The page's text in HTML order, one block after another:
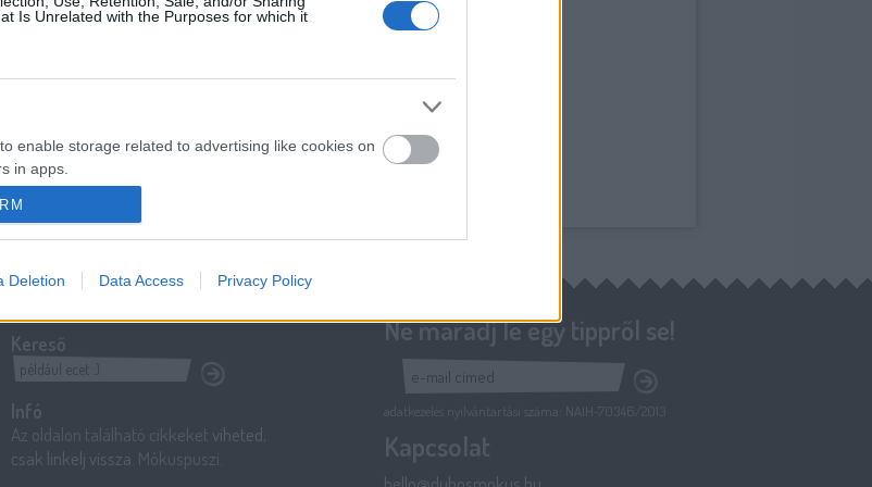
Is Unrelated with the Purposes for which it
enable storage related to advertising like cookies on
in apps.
data to be sent to Google for online advertising
send me personalized advertising.
enable storage related to analytics like cookies on
in apps.
enable storage related to functionality of the website
enable storage related to personalization.
Deletion Data Access Privacy Policy
Szólj hozzá!
Kereső
Infó
Az oldalon található cikkeket viheted,
csak linkelj vissza . Mókuspuszi.
Ne maradj le egy tippről se!
adatkezelés nyilvántartási száma: NAIH-70346/2013
Kapcsolat